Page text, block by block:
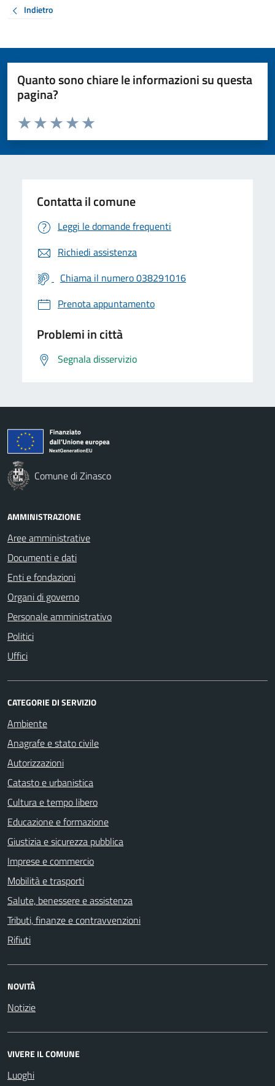
Indietro
Quanto sono chiare le informazioni su questa
pagina?
Valuta da 1 a 5 stelle la pagina
Valuta 5 stelle su 5
Valuta 4 stelle su 5
Valuta 3 stelle su 5
Valuta 2 stelle su 5
Valuta 1 stelle su 5
Contatta il comune
Leggi le domande frequenti
Richiedi assistenza
Chiama il numero 038291016
Prenota appuntamento
Problemi in città
Segnala disservizio
Comune di Zinasco
AMMINISTRAZIONE
Aree amministrative
Documenti e dati
Enti e fondazioni
Organi di governo
Personale amministrativo
Politici
Uffici
CATEGORIE DI SERVIZIO
Ambiente
Anagrafe e stato civile
Autorizzazioni
Catasto e urbanistica
Cultura e tempo libero
Educazione e formazione
Giustizia e sicurezza pubblica
Imprese e commercio
Mobilità e trasporti
Salute, benessere e assistenza
Tributi, finanze e contravvenzioni
Rifiuti
NOVITÀ
Notizie
VIVERE IL COMUNE
Luoghi